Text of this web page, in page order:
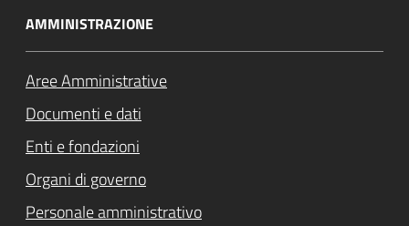
AMMINISTRAZIONE
Aree Amministrative
Documenti e dati
Enti e fondazioni
Organi di governo
Personale amministrativo